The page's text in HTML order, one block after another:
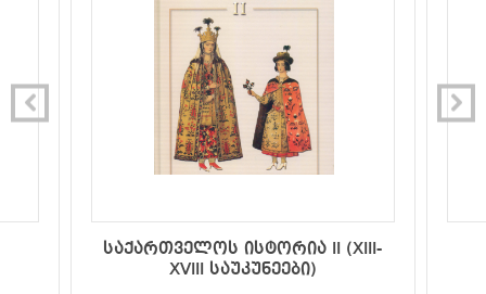
საქართველოს ისტორია II (XIII-
XVIII საუკუნეები)